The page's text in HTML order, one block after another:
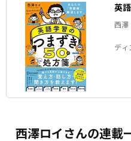
英
ディ
西澤ロイさんの連載